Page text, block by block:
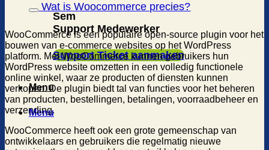
Sem
Support Medewerker
Support Ticket aanmaken
Menu
Menu
Wat is Woocommerce precies?
WooCommerce is een populaire open-source plugin voor het
bouwen van e-commerce websites op het WordPress
platform. Met WooCommerce kunnen gebruikers hun
WordPress website omzetten in een volledig functionele
online winkel, waar ze producten of diensten kunnen
verkopen. De plugin biedt tal van functies voor het beheren
van producten, bestellingen, betalingen, voorraadbeheer en
verzending.
WooCommerce heeft ook een grote gemeenschap van
ontwikkelaars en gebruikers die regelmatig nieuwe